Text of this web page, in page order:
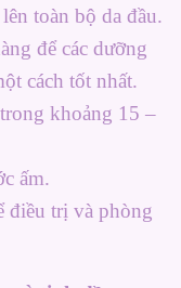
toàn bộ da đầu.
để các dưỡng
cách tốt nhất.
khoảng 15 –
ấm.
điều trị và phòng